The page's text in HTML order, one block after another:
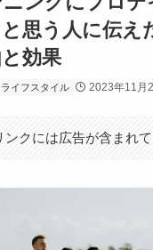
思う人に伝え
効果
ライフスタイル 2023年11月
クには広告が含まれて